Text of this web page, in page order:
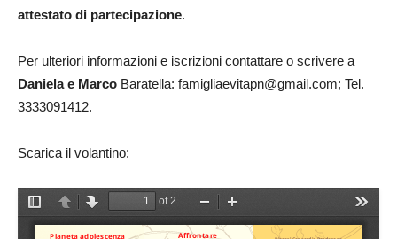
attestato di partecipazione.
Per ulteriori informazioni e iscrizioni contattare o scrivere a
Daniela e Marco Baratella: famigliaevitapn@gmail.com; Tel.
3333091412.
Scarica il volantino: